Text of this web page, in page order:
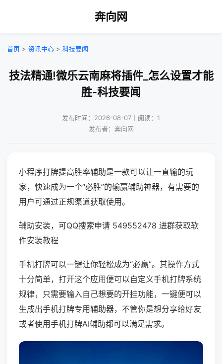
奔向网
首页 > 资讯中心 > 科技要闻
技法精通!微乐云南麻将插件_怎么设置才能
胜-科技要闻
发布时间：2026-08-07｜阅读：1
发布者：奔向网
小程序打牌提高胜率辅助是一款可以让一直输的玩
家，快速成为一个“必胜”的输赢辅助神器，有需要的
用户可通过正规渠道获取使用。
辅助安装，可QQ搜索申请 549552478 进群获取软
件安装教程
手机打牌可以一键让你轻松成为“必赢”。其操作方式
十分简单，打开这个应用便可以自定义手机打牌系统
规律，只需要输入自己想要的开挂功能，一键便可以
生成出手机打牌专用辅助器，不管你是想分享给好友
或者使用手机打牌AI辅助都可以满足需求。